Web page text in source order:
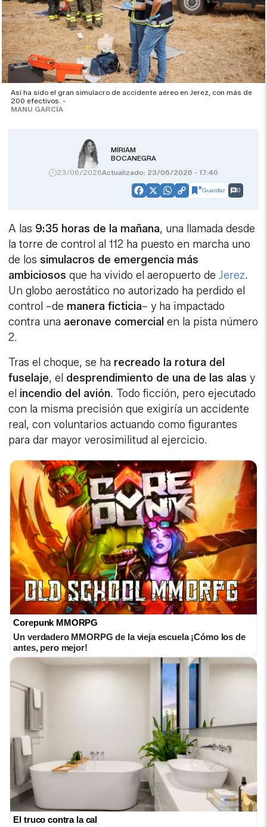
Así ha sido el gran simulacro de accidente aéreo en Jerez, con más de
200 efectivos. -
MANU GARCÍA
MÍRIAM
BOCANEGRA
23/06/2026Actualizado: 23/06/2026 - 17:40
Facebook
X WhatsApp
CopyGuardar 0
A las 9:35 horas de la mañana, una llamada desde
la torre de control al 112 ha puesto en marcha uno
de lossimulacros de emergencia más
ambiciosos que ha vivido el aeropuerto deJerez.
Un globo aerostático no autorizado ha perdido el
control –de manera ficticia– y ha impactado
contra una aeronave comercial en la pista número
2.
Tras el choque, se ha recreado la rotura del
fuselaje, el desprendimiento de una de las alas y
el incendio del avión. Todo ficción, pero ejecutado
con la misma precisión que exigiría un accidente
real, con voluntarios actuando como figurantes
para dar mayor verosimilitud al ejercicio.
Corepunk MMORPG
Un verdadero MMORPG de la vieja escuela ¡Cómo los de
antes, pero mejor!
El truco contra la cal